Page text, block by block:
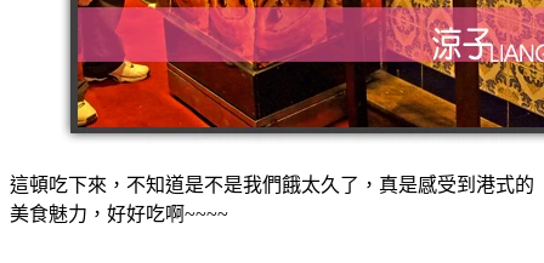
這頓吃下來，不知道是不是我們餓太久了，真是感受到港式的
美食魅力，好好吃啊~~~~